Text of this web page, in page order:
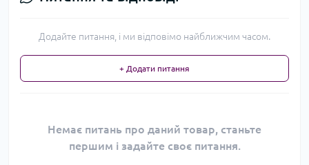
Додайте питання, і ми відповімо найближчим часом.
+ Додати питання
Немає питань про даний товар, станьте
першим і задайте своє питання.